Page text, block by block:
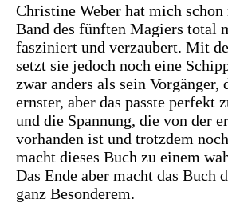
Christine Weber hat mich
Band des fünften Magiers total
fasziniert und verzaubert. Mit
setzt sie jedoch noch eine
zwar anders als sein Vorgänger,
ernster, aber das passte perfekt
und die Spannung, die von der
vorhanden ist und trotzdem
macht dieses Buch zu einem
Das Ende aber macht das Buch
ganz Besonderem.